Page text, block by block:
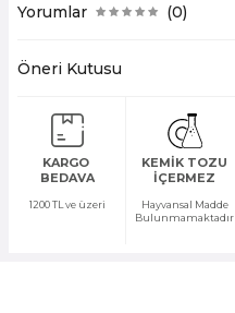
Yorumlar (0)
Öneri Kutusu
KARGO
BEDAVA
1200 TL ve üzeri
KEMİK TOZU
İÇERMEZ
Hayvansal Madde
Bulunmamaktadır